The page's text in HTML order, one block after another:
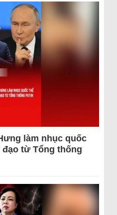
làm nhục quốc
từ Tổng thống